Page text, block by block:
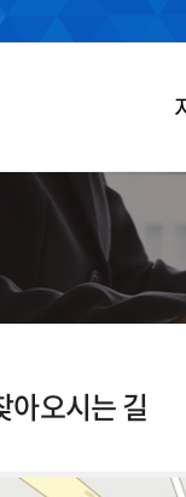
아오시는 길